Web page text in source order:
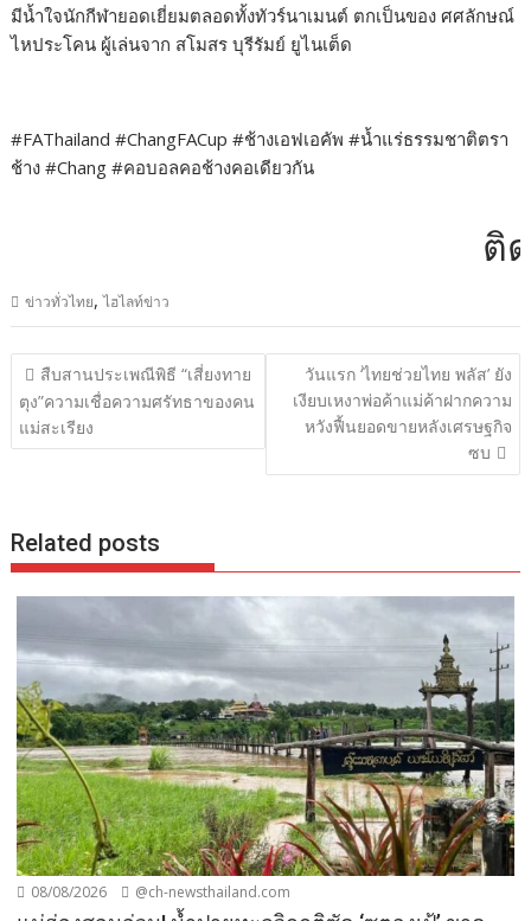
มีน้ำใจนักกีฬายอดเยี่ยมตลอดทั้งทัวร์นาเมนต์ ตกเป็นของ ศศลักษณ์
ไหประโคน ผู้เล่นจาก สโมสร บุรีรัมย์ ยูไนเต็ด
#FAThailand #ChangFACup #ช้างเอฟเอคัพ #น้ำแร่ธรรมชาติตรา
ช้าง #Chang #คอบอลคอช้างคอเดียวกัน
ติดต่
ข่าวทั่วไทย,ไฮไลท์ข่าว
แนะแนว
เรื่อง
สืบสานประเพณีพิธี “เสี่ยงทาย
ตุง”ความเชื่อความศรัทธาของคน
แม่สะเรียง
วันแรก ‘ไทยช่วยไทย พลัส’ ยัง
เงียบเหงาพ่อค้าแม่ค้าฝากความ
หวังฟื้นยอดขายหลังเศรษฐกิจ
ซบ
Related posts
08/08/2026 @ch-newsthailand.com